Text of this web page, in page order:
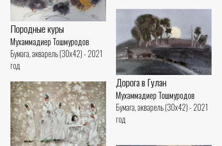
Породные куры
Мухаммадиер Тошмуродов
Бумага, акварель (30x42) - 2021
год
Дорога в Гулан
Мухаммадиер Тошмуродов
Бумага, акварель (30x42) - 2021
год